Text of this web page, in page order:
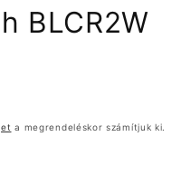
BLCR2W
a megrendeléskor számítjuk ki.